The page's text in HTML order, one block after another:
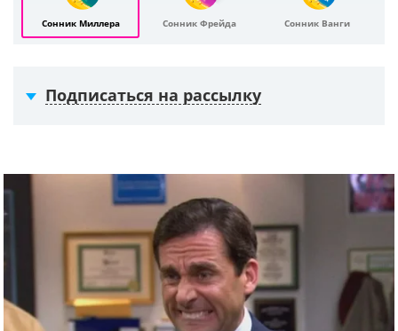
Сонник Миллера Сонник Фрейда Сонник Ванги
Подписаться на рассылку